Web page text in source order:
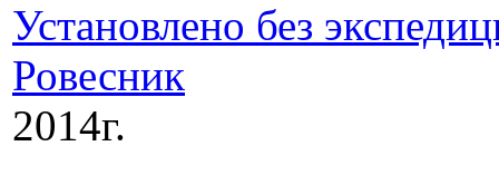
Установлено без
Ровесник
2014г.